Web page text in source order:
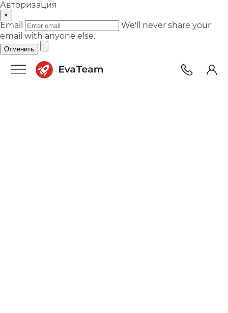
Авторизация
×
Email
We'll never share your
email with anyone else.
Отменить